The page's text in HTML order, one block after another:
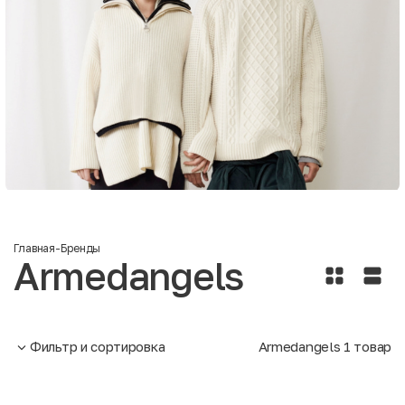
Главная-Бренды
Armedangels
Фильтр и сортировка Armedangels 1 товар